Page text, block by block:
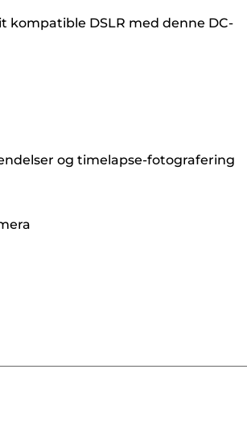
DSLR med denne DC-
og timelapse-fotografering